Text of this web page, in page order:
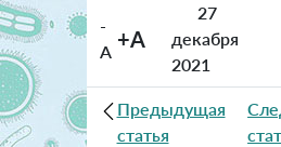
-
A +A
27
декабря
2021
Предыдущая
статья